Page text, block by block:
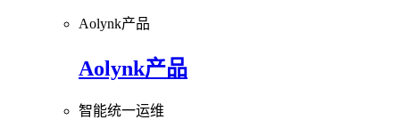
Aolynk产品
Aolynk产品
智能统一运维